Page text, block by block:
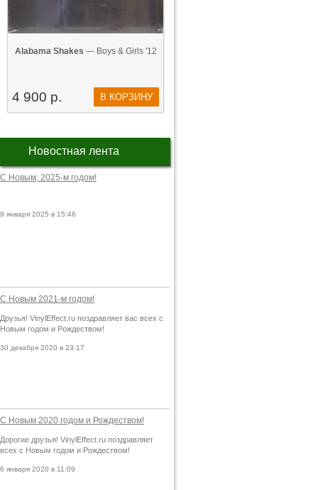
Alabama Shakes — Boys & Girls '12
4 900 р. В КОРЗИНУ
Новостная лента
С Новым, 2025-м годом!
9 января 2025 в 15:46
С Новым 2021-м годом!
Друзья! VinylEffect.ru поздравляет вас всех с
Новым годом и Рождеством!
30 декабря 2020 в 23:17
С Новым 2020 годом и Рождеством!
Дорогие друзья! VinylEffect.ru поздравляет
всех с Новым годом и Рождеством!
6 января 2020 в 11:09